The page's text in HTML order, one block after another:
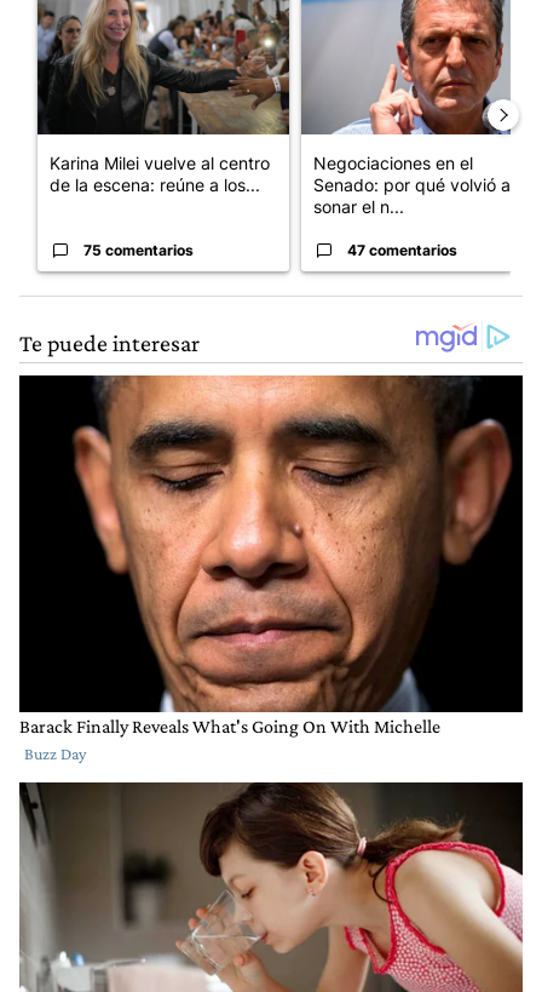
Karina Milei vuelve al centro
de la escena: reúne a los...
75 comentarios
Negociaciones en el
Senado: por qué volvió a
sonar el n...
47 comentarios